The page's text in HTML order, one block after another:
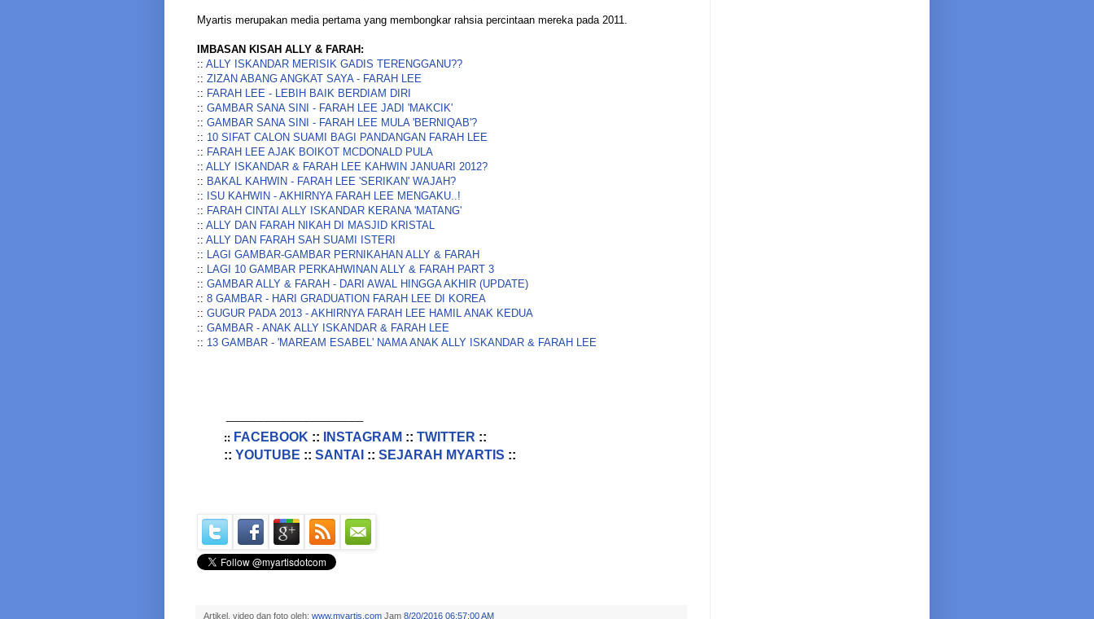
Myartis merupakan media pertama yang membongkar rahsia percintaan mereka pada 2011.
IMBASAN KISAH ALLY & FARAH:
:: ALLY ISKANDAR MERISIK GADIS TERENGGANU??
:: ZIZAN ABANG ANGKAT SAYA - FARAH LEE
:: FARAH LEE - LEBIH BAIK BERDIAM DIRI
:: GAMBAR SANA SINI - FARAH LEE JADI 'MAKCIK'
:: GAMBAR SANA SINI - FARAH LEE MULA 'BERNIQAB'?
:: 10 SIFAT CALON SUAMI BAGI PANDANGAN FARAH LEE
:: FARAH LEE AJAK BOIKOT MCDONALD PULA
:: ALLY ISKANDAR & FARAH LEE KAHWIN JANUARI 2012?
:: BAKAL KAHWIN - FARAH LEE 'SERIKAN' WAJAH?
:: ISU KAHWIN - AKHIRNYA FARAH LEE MENGAKU..!
:: FARAH CINTAI ALLY ISKANDAR KERANA 'MATANG'
:: ALLY DAN FARAH NIKAH DI MASJID KRISTAL
:: ALLY DAN FARAH SAH SUAMI ISTERI
:: LAGI GAMBAR-GAMBAR PERNIKAHAN ALLY & FARAH
:: LAGI 10 GAMBAR PERKAHWINAN ALLY & FARAH PART 3
:: GAMBAR ALLY & FARAH - DARI AWAL HINGGA AKHIR (UPDATE)
:: 8 GAMBAR - HARI GRADUATION FARAH LEE DI KOREA
:: GUGUR PADA 2013 - AKHIRNYA FARAH LEE HAMIL ANAK KEDUA
:: GAMBAR - ANAK ALLY ISKANDAR & FARAH LEE
:: 13 GAMBAR - 'MAREAM ESABEL' NAMA ANAK ALLY ISKANDAR & FARAH LEE
:: FACEBOOK :: INSTAGRAM :: TWITTER ::
:: YOUTUBE :: SANTAI :: SEJARAH MYARTIS ::
Artikel, video dan foto oleh: www.myartis.com Jam 8/20/2016 06:57:00 AM